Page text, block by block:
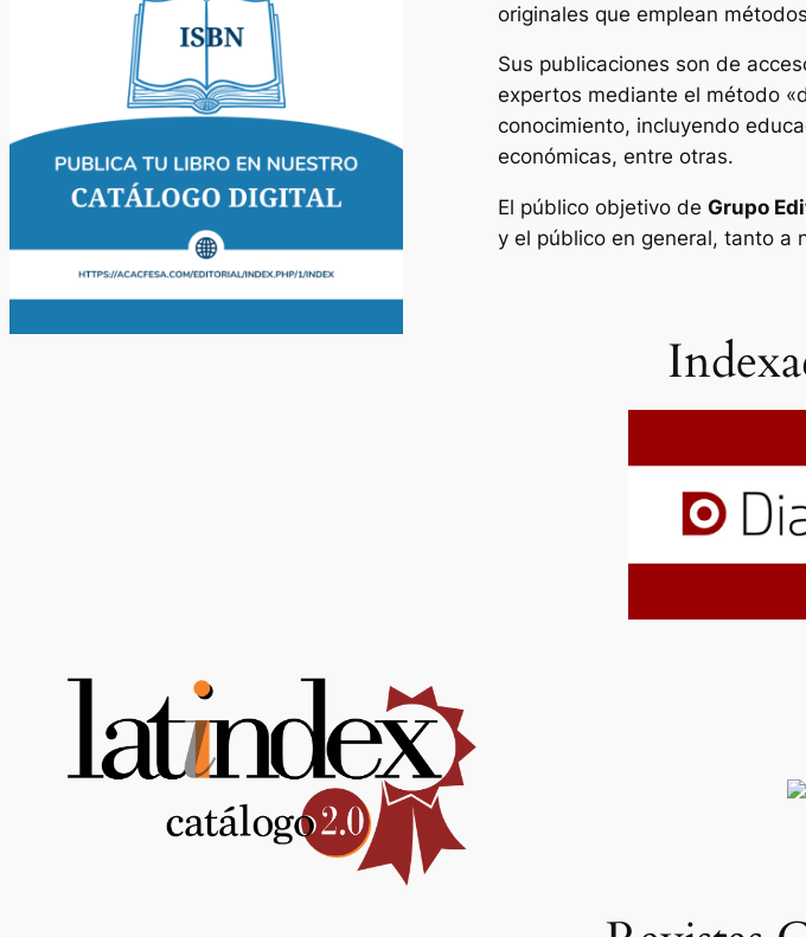
originales que emplean
Sus publicaciones son de
expertos mediante el método
conocimiento, incluyendo
económicas, entre otras.
El público objetivo de Grupo
y el público en general, tanto a